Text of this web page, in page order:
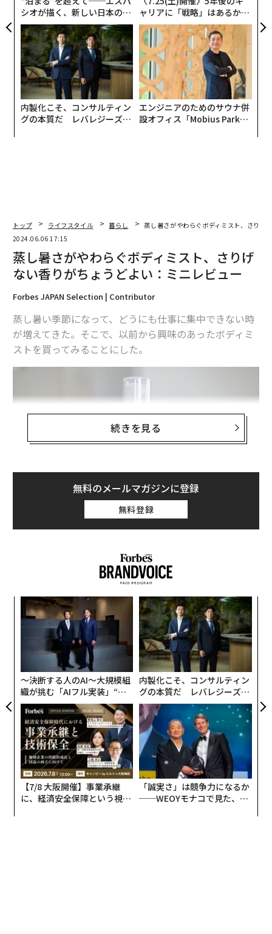
シオが描く、新しい日本のラ
グジュアリー（前編）
ャリアに「戦略」はあるか。
トップエグゼクティブのキャ
リアに触れる1日│CAREER S
UMMIT 2026
内製化こそ、コンサルティン
グの本質だ レバレジーズが
エンジニアのためのサウナ併
設オフィス「Mobius Park」
トップ ライフスタイル 暮らし
蒸し暑さがやわらぐボディミスト、さりげ
2024.06.06 17:15
蒸し暑さがやわらぐボディミスト、さりげ
ない香りがちょうどよい：ミニレビュー
Forbes JAPAN Selection | Contributor
蒸し暑い季節になって、どうにも仕事に集中できない時
が増えてきた。そこで、以前から興味のあったボディミ
ストを買ってみることにした。
購入したのは、松山油脂の「
リーフ＆ボタニクス ボディミスト レモンライム」。春夏
シーズン限定の製品で、心地よい清涼感と爽やかな香り
によるリフレッシュ効果が得られるという。
さっそく使ってみた。
続きを見る
無料のメールマガジンに登録
無料登録
〜決断する人のAI〜大規模組
織が挑む「AIフル実装」“使
う”企業から“動く”企業へ【N
TTドコモビジネス×PwC】
内製化こそ、コンサルティン
グの本質だ レバレジーズが
実践する、次世代ファームの
全貌
【7/8 大阪開催】事業承継
に、経済安全保障という視点
「誠実さ」は競争力になるか
──WEOYモナコで見た、く